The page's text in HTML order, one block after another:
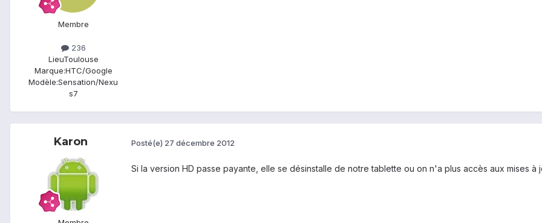
Membre
236
LieuToulouse
Marque:HTC/Google
Modèle:Sensation/Nexu
s7
Karon Posté(e) 27 décembre 2012
Si la version HD passe payante, elle se désinstalle de notre tablette ou on n'a plus accès aux mises à